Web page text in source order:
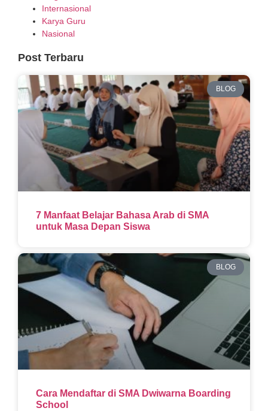
Internasional
Karya Guru
Nasional
Post Terbaru
BLOG
7 Manfaat Belajar Bahasa Arab di SMA
untuk Masa Depan Siswa
BLOG
Cara Mendaftar di SMA Dwiwarna Boarding
School